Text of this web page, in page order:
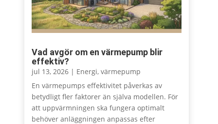
Vad avgör om en värmepump blir
effektiv?
jul 13, 2026| Energi, värmepump
En värmepumps effektivitet påverkas av
betydligt fler faktorer än själva modellen. För
att uppvärmningen ska fungera optimalt
behöver anläggningen anpassas efter